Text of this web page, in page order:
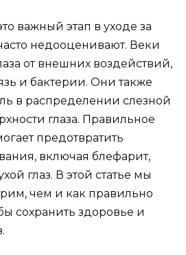
важный этап в уходе за
недооценивают. Веки
от внешних воздействий,
и бактерии. Они также
в распределении слезной
глаза. Правильное
предотвратить
включая блефарит,
глаз. В этой статье мы
чем и как правильно
сохранить здоровье и